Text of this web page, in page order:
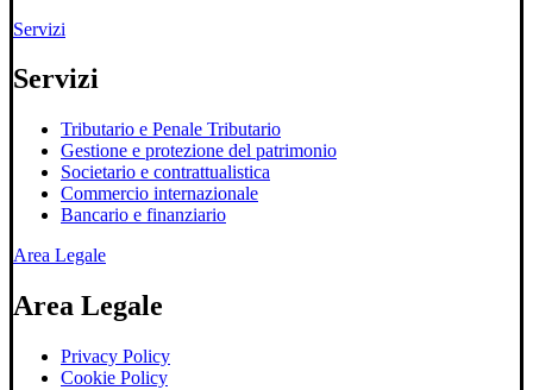
Servizi
Servizi
Tributario e Penale Tributario
Gestione e protezione del patrimonio
Societario e contrattualistica
Commercio internazionale
Bancario e finanziario
Area Legale
Area Legale
Privacy Policy
Cookie Policy